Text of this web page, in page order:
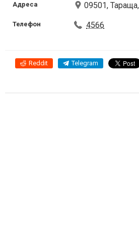
Адреса 09501,
Телефон 4566
Reddit Telegram